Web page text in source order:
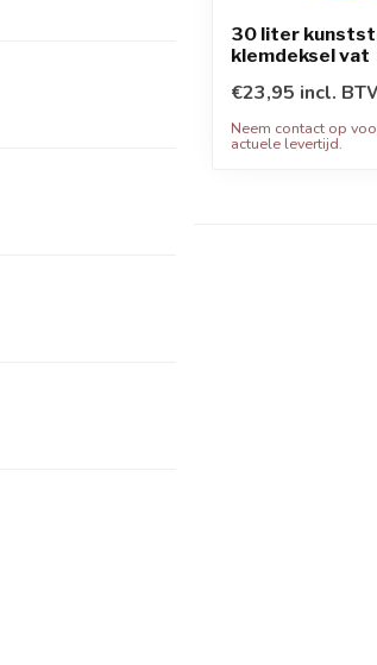
30 liter
klemdeksel vat
€23,95 incl.
Neem contact op
actuele levertijd.